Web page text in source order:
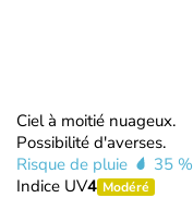
Ciel à moitié nuageux.
Possibilité d'averses.
Risque de pluie
35 %
Indice UV4 Modéré